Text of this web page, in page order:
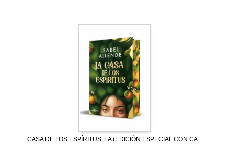
CASA DE LOS ESPÍRITUS, LA (EDICIÓN ESPECIAL CON CA...